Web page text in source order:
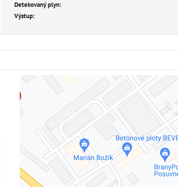
Detekovaný plyn:
Výstup:
Externý obsah je blokovaný
Prajete si načítať externý
Povoliť tentokrát
Povoliť a zapamätať - súhlas s druhom